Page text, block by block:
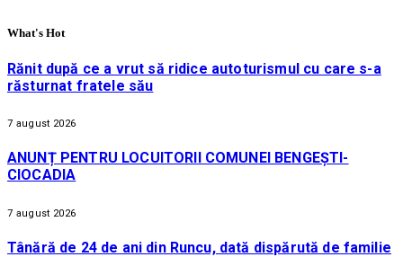
What's Hot
Rănit după ce a vrut să ridice autoturismul cu care s-a
răsturnat fratele său
7 august 2026
ANUNȚ PENTRU LOCUITORII COMUNEI BENGEȘTI-
CIOCADIA
7 august 2026
Tânără de 24 de ani din Runcu, dată dispărută de familie